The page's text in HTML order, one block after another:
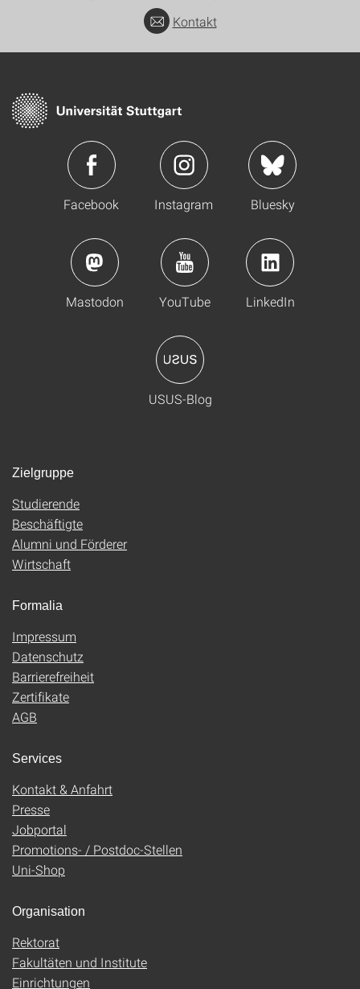
Kontakt
Facebook Instagram Bluesky
Mastodon YouTube LinkedIn
USUS-Blog
Zielgruppe
Studierende
Beschäftigte
Alumni und Förderer
Wirtschaft
Formalia
Impressum
Datenschutz
Barrierefreiheit
Zertifikate
AGB
Services
Kontakt & Anfahrt
Presse
Jobportal
Promotions- / Postdoc-Stellen
Uni-Shop
Organisation
Rektorat
Fakultäten und Institute
Einrichtungen